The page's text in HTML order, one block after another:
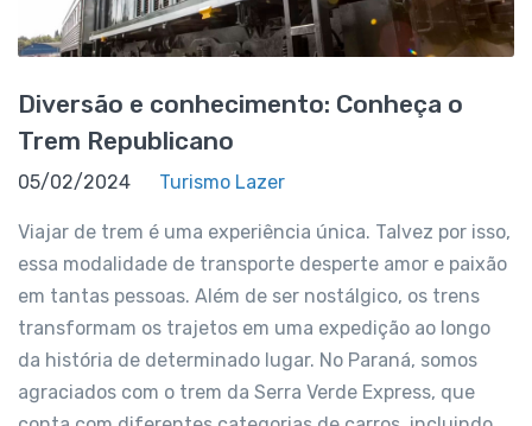
Diversão e conhecimento: Conheça o
Trem Republicano
05/02/2024 Turismo Lazer
Viajar de trem é uma experiência única. Talvez por isso,
essa modalidade de transporte desperte amor e paixão
em tantas pessoas. Além de ser nostálgico, os trens
transformam os trajetos em uma expedição ao longo
da história de determinado lugar. No Paraná, somos
agraciados com o trem da Serra Verde Express, que